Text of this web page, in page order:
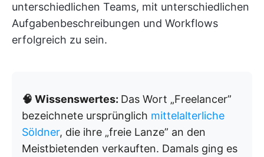
unterschiedlichen Teams, mit unterschiedlichen
Aufgabenbeschreibungen und Workflows
erfolgreich zu sein.
🧠 Wissenswertes: Das Wort „Freelancer”
bezeichnete ursprünglich mittelalterliche
Söldner, die ihre „freie Lanze” an den
Meistbietenden verkauften. Damals ging es